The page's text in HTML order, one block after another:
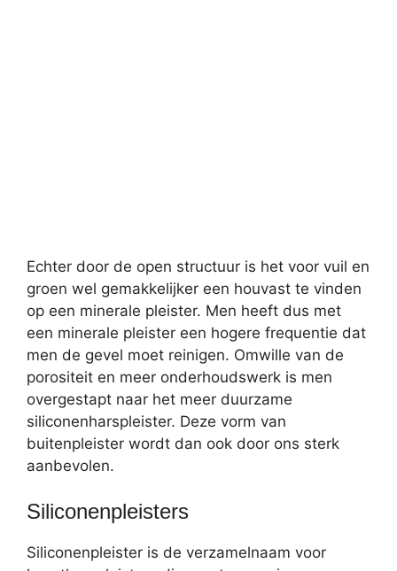
Echter door de open structuur is het voor vuil en
groen wel gemakkelijker een houvast te vinden
op een minerale pleister. Men heeft dus met
een minerale pleister een hogere frequentie dat
men de gevel moet reinigen. Omwille van de
porositeit en meer onderhoudswerk is men
overgestapt naar het meer duurzame
siliconenharspleister. Deze vorm van
buitenpleister wordt dan ook door ons sterk
aanbevolen.
Siliconenpleisters
Siliconenpleister is de verzamelnaam voor